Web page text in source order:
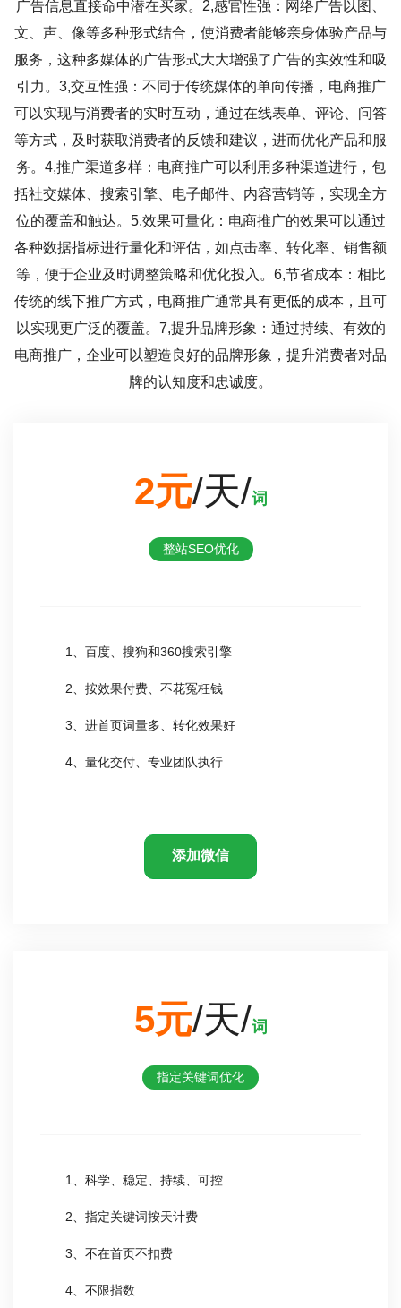
广告信息直接命中潜在买家。2,感官性强：网络广告以图、
文、声、像等多种形式结合，使消费者能够亲身体验产品与
服务，这种多媒体的广告形式大大增强了广告的实效性和吸
引力。3,交互性强：不同于传统媒体的单向传播，电商推广
可以实现与消费者的实时互动，通过在线表单、评论、问答
等方式，及时获取消费者的反馈和建议，进而优化产品和服
务。4,推广渠道多样：电商推广可以利用多种渠道进行，包
括社交媒体、搜索引擎、电子邮件、内容营销等，实现全方
位的覆盖和触达。5,效果可量化：电商推广的效果可以通过
各种数据指标进行量化和评估，如点击率、转化率、销售额
等，便于企业及时调整策略和优化投入。6,节省成本：相比
传统的线下推广方式，电商推广通常具有更低的成本，且可
以实现更广泛的覆盖。7,提升品牌形象：通过持续、有效的
电商推广，企业可以塑造良好的品牌形象，提升消费者对品
牌的认知度和忠诚度。
2元/天/词
整站SEO优化
1、百度、搜狗和360搜索引擎
2、按效果付费、不花冤枉钱
3、进首页词量多、转化效果好
4、量化交付、专业团队执行
添加微信
5元/天/词
指定关键词优化
1、科学、稳定、持续、可控
2、指定关键词按天计费
3、不在首页不扣费
4、不限指数